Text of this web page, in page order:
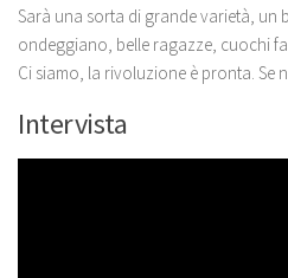
Sarà una sorta di grande varietà, un
ondeggiano, belle ragazze, cuochi
Ci siamo, la rivoluzione è pronta. Se
Intervista